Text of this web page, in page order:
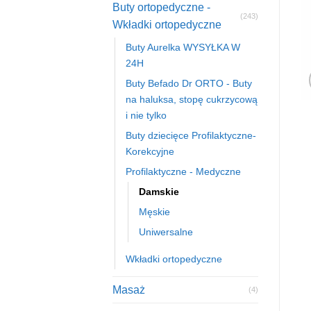
Buty ortopedyczne -
Wkładki ortopedyczne
(243)
Buty Aurelka WYSYŁKA W
24H
Buty Befado Dr ORTO - Buty
na haluksa, stopę cukrzycową
i nie tylko
Buty dziecięce Profilaktyczne-
Korekcyjne
Profilaktyczne - Medyczne
Damskie
Męskie
Uniwersalne
Wkładki ortopedyczne
Masaż (4)